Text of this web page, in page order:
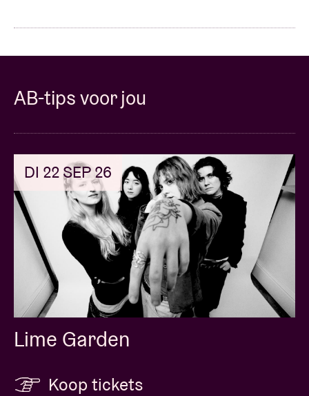
AB-tips voor jou
DI 22 SEP 26
Lime Garden
Koop tickets